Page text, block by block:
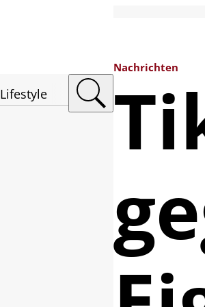
Lifestyle
Nachrichten